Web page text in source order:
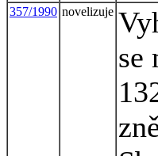
357/1990 novelizuje
se